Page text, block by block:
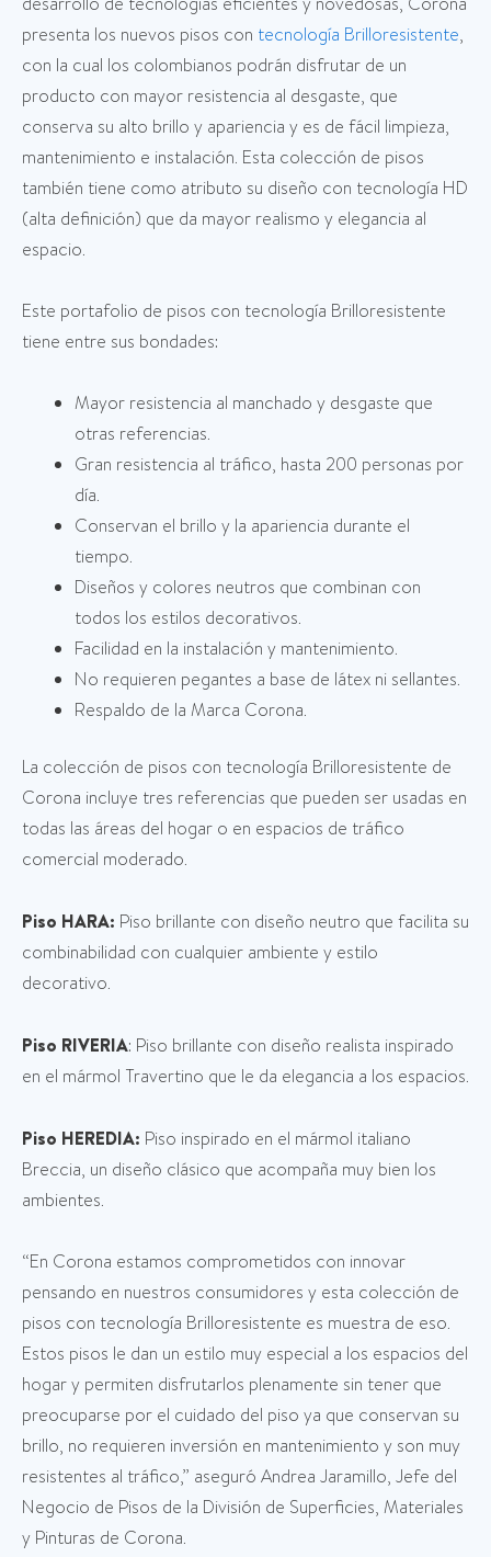
presenta los nuevos pisos con tecnología Brilloresistente,
con la cual los colombianos podrán disfrutar de un
producto con mayor resistencia al desgaste, que
conserva su alto brillo y apariencia y es de fácil limpieza,
mantenimiento e instalación. Esta colección de pisos
también tiene como atributo su diseño con tecnología HD
(alta definición) que da mayor realismo y elegancia al
espacio.
Este portafolio de pisos con tecnología Brilloresistente
tiene entre sus bondades:
Mayor resistencia al manchado y desgaste que
otras referencias.
Gran resistencia al tráfico, hasta 200 personas por
día.
Conservan el brillo y la apariencia durante el
tiempo.
Diseños y colores neutros que combinan con
todos los estilos decorativos.
Facilidad en la instalación y mantenimiento.
No requieren pegantes a base de látex ni sellantes.
Respaldo de la Marca Corona.
La colección de pisos con tecnología Brilloresistente de
Corona incluye tres referencias que pueden ser usadas en
todas las áreas del hogar o en espacios de tráfico
comercial moderado.
Piso HARA: Piso brillante con diseño neutro que facilita su
combinabilidad con cualquier ambiente y estilo
decorativo.
Piso RIVERIA: Piso brillante con diseño realista inspirado
en el mármol Travertino que le da elegancia a los espacios.
Piso HEREDIA: Piso inspirado en el mármol italiano
Breccia, un diseño clásico que acompaña muy bien los
ambientes.
“En Corona estamos comprometidos con innovar
pensando en nuestros consumidores y esta colección de
pisos con tecnología Brilloresistente es muestra de eso.
Estos pisos le dan un estilo muy especial a los espacios del
hogar y permiten disfrutarlos plenamente sin tener que
preocuparse por el cuidado del piso ya que conservan su
brillo, no requieren inversión en mantenimiento y son muy
resistentes al tráfico,” aseguró Andrea Jaramillo, Jefe del
Negocio de Pisos de la División de Superficies, Materiales
y Pinturas de Corona.